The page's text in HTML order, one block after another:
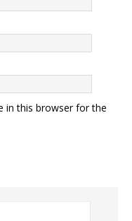
in this browser for the